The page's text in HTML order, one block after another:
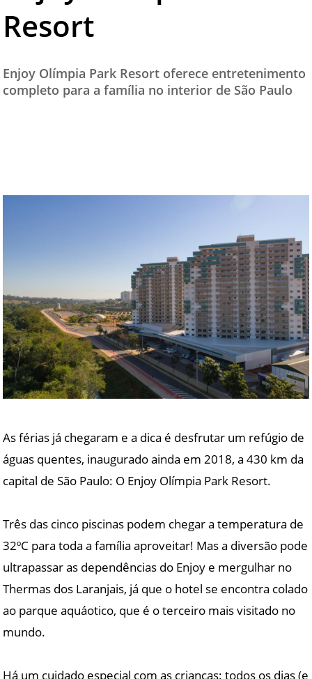
PARCEIROS
QUEM SOMOS - EQUIPE
Resort
Enjoy Olímpia Park Resort oferece entretenimento
completo para a família no interior de São Paulo
As férias já chegaram e a dica é desfrutar um refúgio de
águas quentes, inaugurado ainda em 2018, a 430 km da
capital de São Paulo: O Enjoy Olímpia Park Resort.
Três das cinco piscinas podem chegar a temperatura de
32ºC para toda a família aproveitar! Mas a diversão pode
ultrapassar as dependências do Enjoy e mergulhar no
Thermas dos Laranjais, já que o hotel se encontra colado
ao parque aquáotico, que é o terceiro mais visitado no
mundo.
Há um cuidado especial com as crianças: todos os dias (e